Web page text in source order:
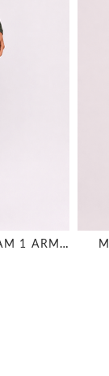
MANGA LONGA BASICA RAGLAM 1 ARMY GREEN